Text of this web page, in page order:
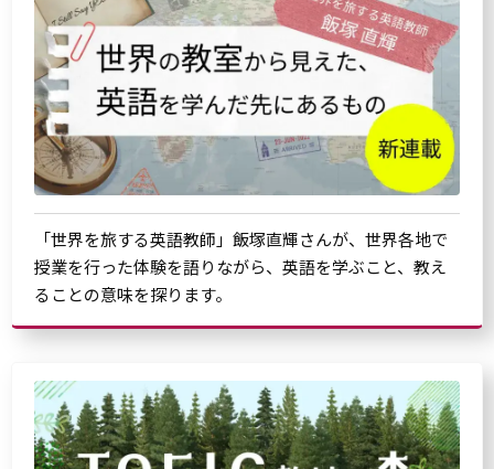
「世界を旅する英語教師」飯塚直輝さんが、世界各地で
授業を行った体験を語りながら、英語を学ぶこと、教え
ることの意味を探ります。